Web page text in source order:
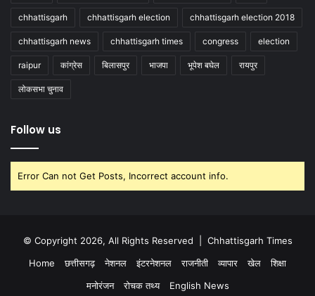
chhattisgarh chhattisgarh election chhattisgarh election 2018
chhattisgarh news chhattisgarh times congress election
raipur कांग्रेस बिलासपुर भाजपा भूपेश बघेल रायपुर
लोकसभा चुनाव
Follow us
Error Can not Get Posts, Incorrect account info.
© Copyright 2026, All Rights Reserved | Chhattisgarh Times
Home
छत्तीसगढ़ नेशनल इंटरनेशनल राजनीती व्यापार खेल
शिक्षा
मनोरंजन
रोचक तथ्य English News